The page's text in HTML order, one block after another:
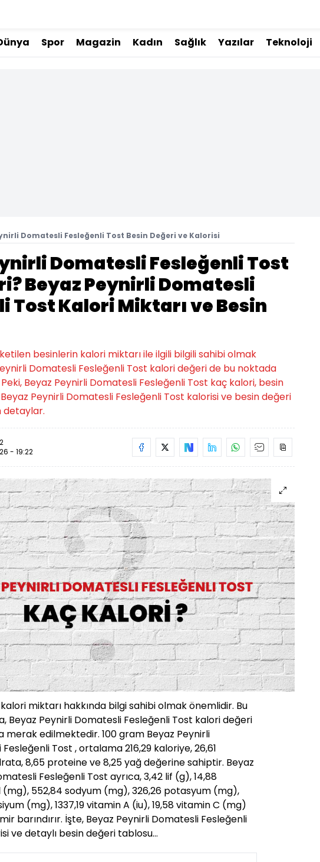
Spor Magazin Kadın Sağlık Yazılar Teknoloji
Domatesli Fesleğenli Tost Besin Değeri ve Kalorisi
Domatesli Fesleğenli Tost
Beyaz Peynirli Domatesli
Tost Kalori Miktarı ve Besin
besinlerin kalori miktarı ile ilgili bilgili sahibi olmak
Domatesli Fesleğenli Tost kalori değeri de bu noktada
Peki, Beyaz Peynirli Domatesli Fesleğenli Tost kaç kalori, besin
Peynirli Domatesli Fesleğenli Tost kalorisi ve besin değeri
detaylar.
- 19:22
miktarı hakkında bilgi sahibi olmak önemlidir. Bu
Beyaz Peynirli Domatesli Fesleğenli Tost kalori değeri
merak edilmektedir. 100 gram Beyaz Peynirli
Tost , ortalama 216,29 kaloriye, 26,61
8,65 proteine ve 8,25 yağ değerine sahiptir. Beyaz
Fesleğenli Tost ayrıca, 3,42 lif (g), 14,88
552,84 sodyum (mg), 326,26 potasyum (mg),
(mg), 1337,19 vitamin A (iu), 19,58 vitamin C (mg)
barındırır. İşte, Beyaz Peynirli Domatesli Fesleğenli
ve detaylı besin değeri tablosu…